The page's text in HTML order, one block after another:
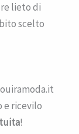
lieto di
scelto
e ricevilo
!